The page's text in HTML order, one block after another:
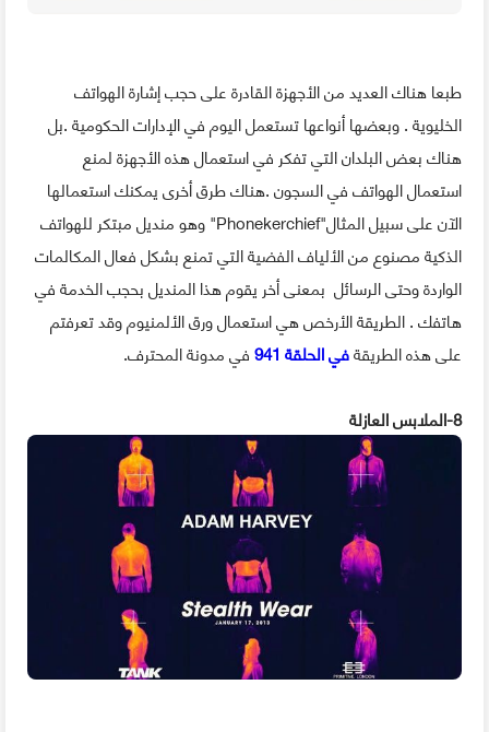
طبعا هناك العديد من الأجهزة القادرة على حجب إشارة الهواتف
الخليوية . وبعضها أنواعها تستعمل اليوم في الإدارات الحكومية .بل
هناك بعض البلدان التي تفكر في استعمال هذه الأجهزة لمنع
استعمال الهواتف في السجون .هناك طرق أخرى يمكنك استعمالها
الآن على سبيل المثال"Phonekerchief" وهو منديل مبتكر للهواتف
الذكية مصنوع من الألياف الفضية التي تمنع بشكل فعال المكالمات
الواردة وحتى الرسائل بمعنى أخر يقوم هذا المنديل بحجب الخدمة في
هاتفك . الطريقة الأرخص هي استعمال ورق الألمنيوم وقد تعرفتم
على هذه الطريقةفي الحلقة 941
في مدونة المحترف.
8-الملابس العازلة